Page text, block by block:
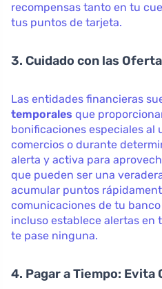
recompensas tanto en tu
tus puntos de tarjeta.
3. Cuidado con las
Las entidades financieras
temporales que
bonificaciones especiales al
comercios o durante
alerta y activa para
que pueden ser una
acumular puntos
comunicaciones de tu
incluso establece alertas en
te pase ninguna.
4. Pagar a Tiempo: Evita